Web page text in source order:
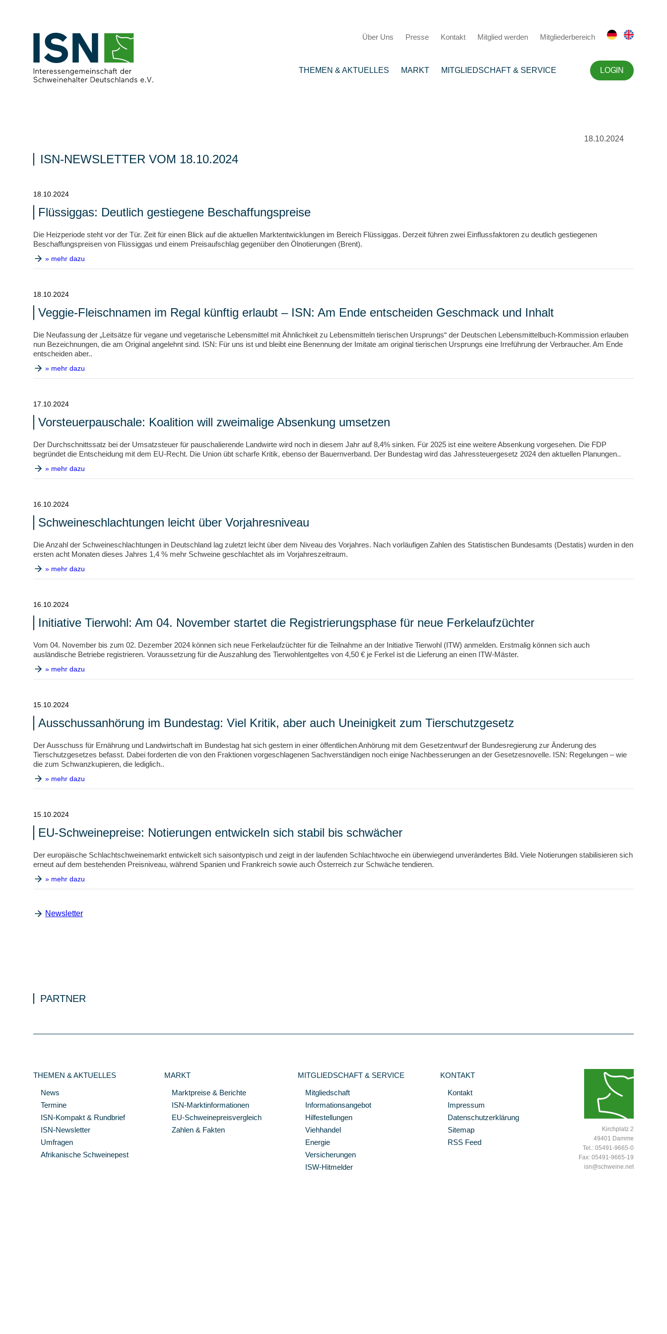
Über Uns Presse Kontakt Mitglied werden Mitgliederbereich
THEMEN & AKTUELLES MARKT MITGLIEDSCHAFT & SERVICE LOGIN
18.10.2024
ISN-NEWSLETTER VOM 18.10.2024
18.10.2024
Flüssiggas: Deutlich gestiegene Beschaffungspreise
Die Heizperiode steht vor der Tür. Zeit für einen Blick auf die aktuellen Marktentwicklungen im Bereich Flüssiggas. Derzeit führen zwei Einflussfaktoren zu deutlich gestiegenen
Beschaffungspreisen von Flüssiggas und einem Preisaufschlag gegenüber den Ölnotierungen (Brent).
» mehr dazu
18.10.2024
Veggie-Fleischnamen im Regal künftig erlaubt – ISN: Am Ende entscheiden Geschmack und Inhalt
Die Neufassung der „Leitsätze für vegane und vegetarische Lebensmittel mit Ähnlichkeit zu Lebensmitteln tierischen Ursprungs“ der Deutschen Lebensmittelbuch-Kommission erlauben
nun Bezeichnungen, die am Original angelehnt sind. ISN: Für uns ist und bleibt eine Benennung der Imitate am original tierischen Ursprungs eine Irreführung der Verbraucher. Am Ende
entscheiden aber..
» mehr dazu
17.10.2024
Vorsteuerpauschale: Koalition will zweimalige Absenkung umsetzen
Der Durchschnittssatz bei der Umsatzsteuer für pauschalierende Landwirte wird noch in diesem Jahr auf 8,4% sinken. Für 2025 ist eine weitere Absenkung vorgesehen. Die FDP
begründet die Entscheidung mit dem EU-Recht. Die Union übt scharfe Kritik, ebenso der Bauernverband. Der Bundestag wird das Jahressteuergesetz 2024 den aktuellen Planungen..
» mehr dazu
16.10.2024
Schweineschlachtungen leicht über Vorjahresniveau
Die Anzahl der Schweineschlachtungen in Deutschland lag zuletzt leicht über dem Niveau des Vorjahres. Nach vorläufigen Zahlen des Statistischen Bundesamts (Destatis) wurden in den
ersten acht Monaten dieses Jahres 1,4 % mehr Schweine geschlachtet als im Vorjahreszeitraum.
» mehr dazu
16.10.2024
Initiative Tierwohl: Am 04. November startet die Registrierungsphase für neue Ferkelaufzüchter
Vom 04. November bis zum 02. Dezember 2024 können sich neue Ferkelaufzüchter für die Teilnahme an der Initiative Tierwohl (ITW) anmelden. Erstmalig können sich auch
ausländische Betriebe registrieren. Voraussetzung für die Auszahlung des Tierwohlentgeltes von 4,50 € je Ferkel ist die Lieferung an einen ITW-Mäster.
» mehr dazu
15.10.2024
Ausschussanhörung im Bundestag: Viel Kritik, aber auch Uneinigkeit zum Tierschutzgesetz
Der Ausschuss für Ernährung und Landwirtschaft im Bundestag hat sich gestern in einer öffentlichen Anhörung mit dem Gesetzentwurf der Bundesregierung zur Änderung des
Tierschutzgesetzes befasst. Dabei forderten die von den Fraktionen vorgeschlagenen Sachverständigen noch einige Nachbesserungen an der Gesetzesnovelle. ISN: Regelungen – wie
die zum Schwanzkupieren, die lediglich..
» mehr dazu
15.10.2024
EU-Schweinepreise: Notierungen entwickeln sich stabil bis schwächer
Der europäische Schlachtschweinemarkt entwickelt sich saisontypisch und zeigt in der laufenden Schlachtwoche ein überwiegend unverändertes Bild. Viele Notierungen stabilisieren sich
erneut auf dem bestehenden Preisniveau, während Spanien und Frankreich sowie auch Österreich zur Schwäche tendieren.
» mehr dazu
Newsletter
PARTNER
THEMEN & AKTUELLES
News
Termine
ISN-Kompakt & Rundbrief
ISN-Newsletter
Umfragen
Afrikanische Schweinepest
MARKT
Marktpreise & Berichte
ISN-Marktinformationen
EU-Schweinepreisvergleich
Zahlen & Fakten
MITGLIEDSCHAFT & SERVICE
Mitgliedschaft
Informationsangebot
Hilfestellungen
Viehhandel
Energie
Versicherungen
ISW-Hitmelder
KONTAKT
Kontakt
Impressum
Datenschutzerklärung
Sitemap
RSS Feed
Kirchplatz 2
49401 Damme
Tel.: 05491-9665-0
Fax: 05491-9665-19
isn@schweine.net